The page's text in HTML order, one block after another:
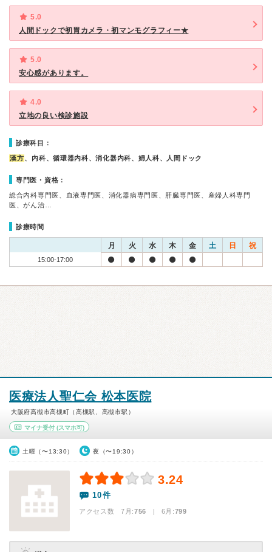
5.0
人間ドックで初胃カメラ・初マンモグラフィー★
5.0
安心感があります。
4.0
立地の良い検診施設
診療科目：
漢方、内科、循環器内科、消化器内科、婦人科、人間ドック
専門医・資格：
総合内科専門医、血液専門医、消化器病専門医、肝臓専門医、産婦人科専門
医、がん治…
診療時間
月 火 水 木 金 土 日 祝
15:00-17:00
医療法人聖仁会 松本医院
大阪府高槻市高槻町（高槻駅、高槻市駅）
マイナ受付 (スマホ可)
土曜（〜13:30） 夜（〜19:30）
3.24
10件
アクセス数 7月:756 | 6月:799